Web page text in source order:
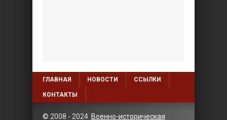
ГЛАВНАЯ НОВОСТИ ССЫЛКИ
КОНТАКТЫ
© 2008 - 2024 Военно-историческая